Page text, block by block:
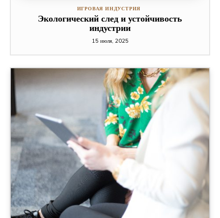
ИГРОВАЯ ИНДУСТРИЯ
Экологический след и устойчивость
индустрии
15 июля, 2025